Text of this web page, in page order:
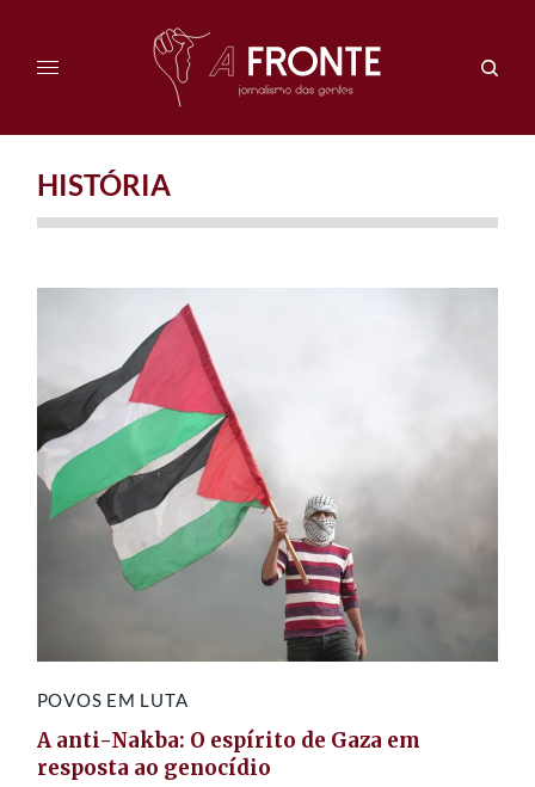
HISTÓRIA
POVOS EM LUTA
A anti-Nakba: O espírito de Gaza em
resposta ao genocídio